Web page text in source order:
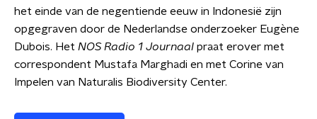
het einde van de negentiende eeuw in Indonesië zijn
opgegraven door de Nederlandse onderzoeker Eugène
Dubois. Het NOS Radio 1 Journaal praat erover met
correspondent Mustafa Marghadi en met Corine van
Impelen van Naturalis Biodiversity Center.